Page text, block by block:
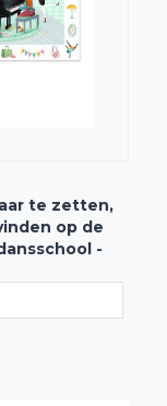
te zetten,
op de
-